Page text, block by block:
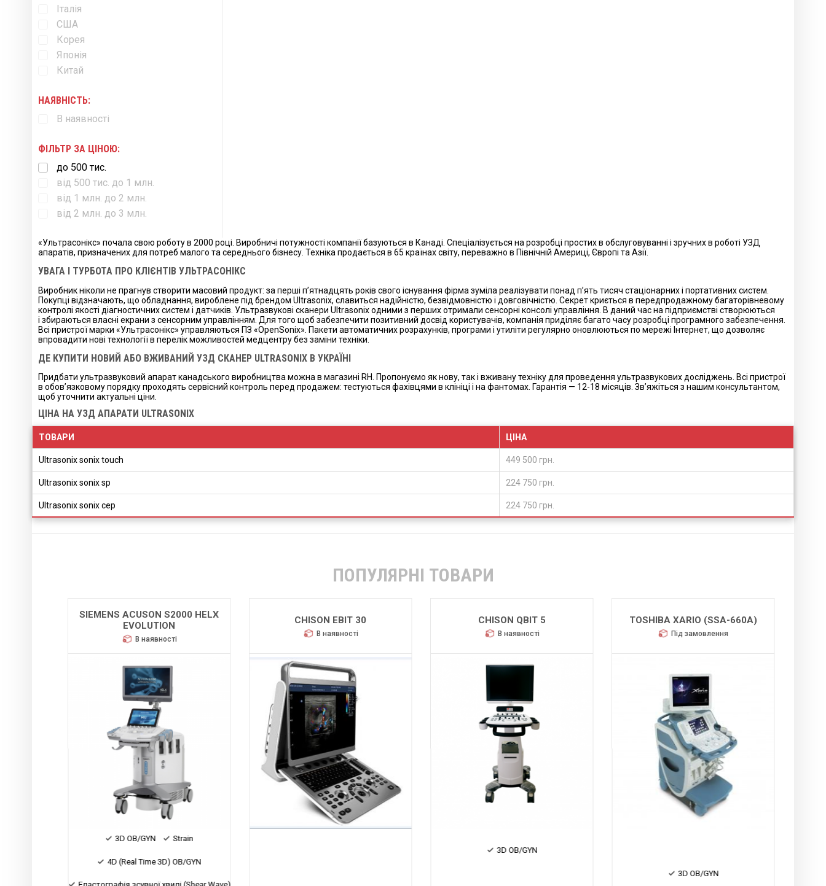
Італія
США
Корея
Японія
Китай
НАЯВНІСТЬ:
В наявності
ФІЛЬТР ЗА ЦІНОЮ:
до 500 тис.
від 500 тис. до 1 млн.
від 1 млн. до 2 млн.
від 2 млн. до 3 млн.
«Ультрасонікс» почала свою роботу в 2000 році. Виробничі потужності компанії базуються в Канаді. Спеціалізується на розробці простих в обслуговуванні і зручних в роботі УЗД
апаратів, призначених для потреб малого та середнього бізнесу. Техніка продається в 65 країнах світу, переважно в Північній Америці, Європі та Азії.
УВАГА І ТУРБОТА ПРО КЛІЄНТІВ УЛЬТРАСОНІКС
Виробник ніколи не прагнув створити масовий продукт: за перші п’ятнадцять років свого існування фірма зуміла реалізувати понад п’ять тисяч стаціонарних і портативних систем.
Покупці відзначають, що обладнання, вироблене під брендом Ultrasonix, славиться надійністю, безвідмовністю і довговічністю. Секрет криється в передпродажному багаторівневому
контролі якості діагностичних систем і датчиків. Ультразвукові сканери Ultrasonix одними з перших отримали сенсорні консолі управління. В даний час на підприємстві створюються
і збираються власні екрани з сенсорним управлінням. Для того щоб забезпечити позитивний досвід користувачів, компанія приділяє багато часу розробці програмного забезпечення.
Всі пристрої марки «Ультрасонікс» управляються ПЗ «OpenSonix». Пакети автоматичних розрахунків, програми і утиліти регулярно оновлюються по мережі Інтернет, що дозволяє
впровадити нові технології в перелік можливостей медцентру без заміни техніки.
ДЕ КУПИТИ НОВИЙ АБО ВЖИВАНИЙ УЗД СКАНЕР ULTRASONIX В УКРАЇНІ
Придбати ультразвуковий апарат канадського виробництва можна в магазині RH. Пропонуємо як нову, так і вживану техніку для проведення ультразвукових досліджень. Всі пристрої
в обов’язковому порядку проходять сервісний контроль перед продажем: тестуються фахівцями в клініці і на фантомах. Гарантія — 12-18 місяців. Зв’яжіться з нашим консультантом,
щоб уточнити актуальні ціни.
ЦІНА НА УЗД АПАРАТИ ULTRASONIX
ТОВАРИ ЦІНА
Ultrasonix sonix touch 449 500 грн.
Ultrasonix sonix sp 224 750 грн.
Ultrasonix sonix cep 224 750 грн.
ПОПУЛЯРНІ ТОВАРИ
SIEMENS ACUSON S2000 HELX
EVOLUTION
В наявності
3D OB/GYN Strain
4D (Real Time 3D) OB/GYN
CHISON EBIT 30
В наявності
CHISON QBIT 5
В наявності
3D OB/GYN
TOSHIBA XARIO (SSA-660A)
Під замовлення
3D OB/GYN